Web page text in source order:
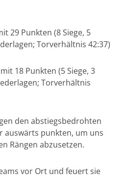
29 Punkten (8 Siege, 5
Torverhältnis 42:37)
18 Punkten (5 Siege, 3
Torverhältnis
den abstiegsbedrohten
auswärts punkten, um uns
Rängen abzusetzen.
vor Ort und feuert sie